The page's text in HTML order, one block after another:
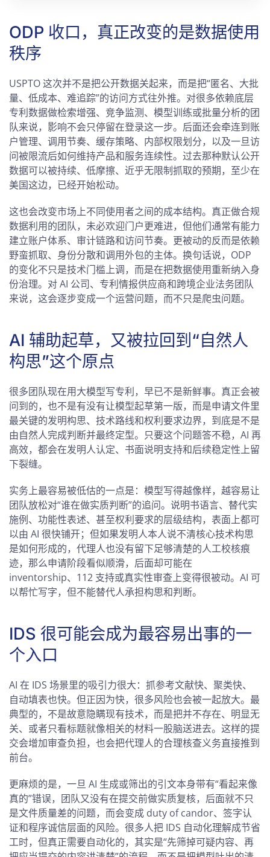
ODP 收口，真正改变的是数据使用
秩序
USPTO 这次并不是把公开数据关起来，而是把“匿名、大批
量、低成本、难追踪”的访问方式往外推。对很多依赖底层
专利数据做检索增强、竞争监测、模型训练或批量分析的团
队来说，影响不会只停留在登录这一步。后面还会牵连到账
户管理、调用节奏、缓存策略、内部权限划分，以及一旦访
问被限流后如何维持产品和服务连续性。过去那种默认公开
数据可以被持续、低摩擦、近乎无限制抓取的预期，至少在
美国这边，已经开始松动。
这也会改变市场上不同使用者之间的成本结构。真正做合规
数据利用的团队，未必欢迎门户更难进，但他们通常有能力
建立账户体系、审计链路和访问节奏。更被动的反而是依赖
野蛮抓取、身份分散和调用外包的主体。换句话说，ODP
的变化不只是技术门槛上调，而是在把数据使用重新纳入身
份治理。对 AI 公司、专利情报供应商和跨境企业法务团队
来说，这会逐步变成一个运营问题，而不只是爬虫问题。
AI 辅助起草，又被拉回到“自然人
构思”这个原点
很多团队现在用大模型写专利，早已不是新鲜事。真正会被
问到的，也不是有没有让模型起草第一版，而是申请文件里
最关键的发明构思、技术路线和权利要求边界，到底是不是
由自然人完成判断并最终定型。只要这个问题答不稳，AI 再
高效，都会在发明人认定、书面说明支持和后续稳定性上留
下裂缝。
实务上最容易被低估的一点是：模型写得越像样，越容易让
团队放松对“谁在做实质判断”的追问。说明书语言、替代实
施例、功能性表述、甚至权利要求的层级结构，表面上都可
以由 AI 很快铺开；但如果发明人本人说不清核心技术构思
是如何形成的，代理人也没有留下足够清楚的人工校核痕
迹，那么申请阶段看似顺滑，后面却可能在
inventorship、112 支持或真实性审查上变得很被动。AI 可
以帮忙写字，但不能替代人承担构思和判断。
IDS 很可能会成为最容易出事的一
个入口
AI 在 IDS 场景里的吸引力很大：抓参考文献快、聚类快、
自动填表也快。但正因为快，很多风险也会被一起放大。最
典型的，不是故意隐瞒现有技术，而是把并不存在、明显无
关、或者只看标题就像相关的材料一股脑送进去。这样的提
交会增加审查负担，也会把代理人的合理核查义务直接推到
前台。
更麻烦的是，一旦 AI 生成或筛出的引文本身带有“看起来像
真的”错误，团队又没有在提交前做实质复核，后面就不只
是文件质量差的问题，而会变成 duty of candor、签字认
证和程序诚信层面的风险。很多人把 IDS 自动化理解成节省
工时，但真正需要自动化的，其实是“先筛掉可疑内容、再